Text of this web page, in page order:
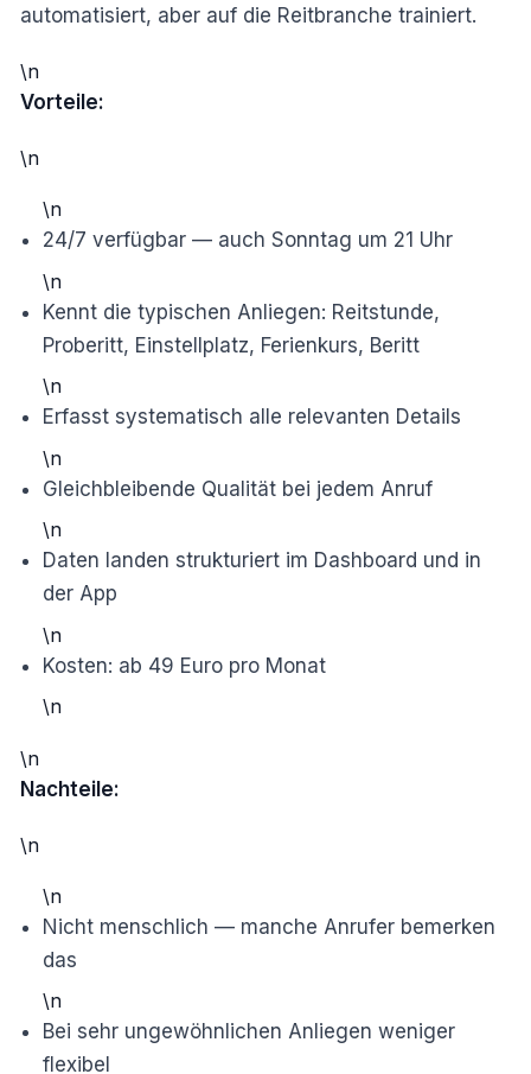
automatisiert, aber auf die Reitbranche trainiert.
\n
Vorteile:
\n
\n
24/7 verfügbar — auch Sonntag um 21 Uhr
\n
Kennt die typischen Anliegen: Reitstunde,
Proberitt, Einstellplatz, Ferienkurs, Beritt
\n
Erfasst systematisch alle relevanten Details
\n
Gleichbleibende Qualität bei jedem Anruf
\n
Daten landen strukturiert im Dashboard und in
der App
\n
Kosten: ab 49 Euro pro Monat
\n
\n
Nachteile:
\n
\n
Nicht menschlich — manche Anrufer bemerken
das
\n
Bei sehr ungewöhnlichen Anliegen weniger
flexibel